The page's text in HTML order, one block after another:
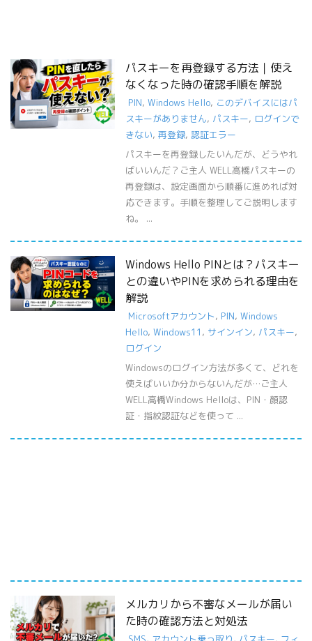
パスキーを再登録する方法｜使え
なくなった時の確認手順を解説
PIN, Windows Hello, このデバイスにはパ
スキーがありません, パスキー, ログインで
きない, 再登録, 認証エラー
パスキーを再登録したいんだが、どうやれ
ばいいんだ？ご主人 WELL高橋パスキーの
再登録は、設定画面から順番に進めれば対
応できます。手順を整理してご説明します
ね。 ...
Windows Hello PINとは？パスキー
との違いやPINを求められる理由を
解説
Microsoftアカウント, PIN, Windows
Hello, Windows11 , サインイン, パスキー,
ログイン
Windowsのログイン方法が多くて、どれを
使えばいいか分からないんだが…ご主人
WELL高橋Windows Helloは、PIN・顔認
証・指紋認証などを使って ...
メルカリから不審なメールが届い
た時の確認方法と対処法